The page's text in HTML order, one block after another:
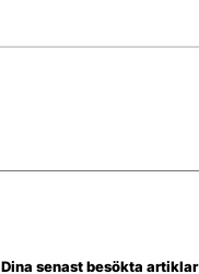
Dina senast besökta artiklar